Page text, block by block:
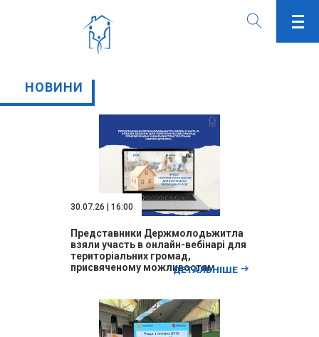
НОВИНИ
30.07.26 | 16:00
Представники Держмолодьжитла
взяли участь в онлайн-вебінарі для
територіальних громад,
присвяченому можливостям
ДЕТАЛЬНІШЕ